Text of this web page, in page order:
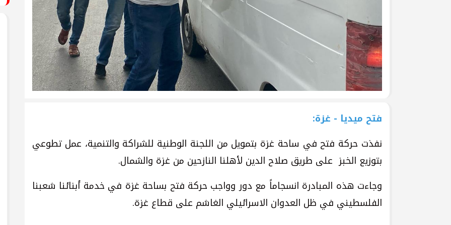
فتح ميديا - غزة:
نفذت حركة فتح في ساحة غزة بتمويل من اللجنة الوطنية للشراكة والتنمية، عمل تطوعي
بتوزيع الخبز على طريق صلاح الدين لأهلنا النازحين من غزة والشمال.
وجاءت هذه المبادرة انسجاماً مع دور وواجب حركة فتح بساحة غزة في خدمة أبنائنا شعبنا
الفلسطيني في ظل العدوان الاسرائيلي الغاشم على قطاع غزة.